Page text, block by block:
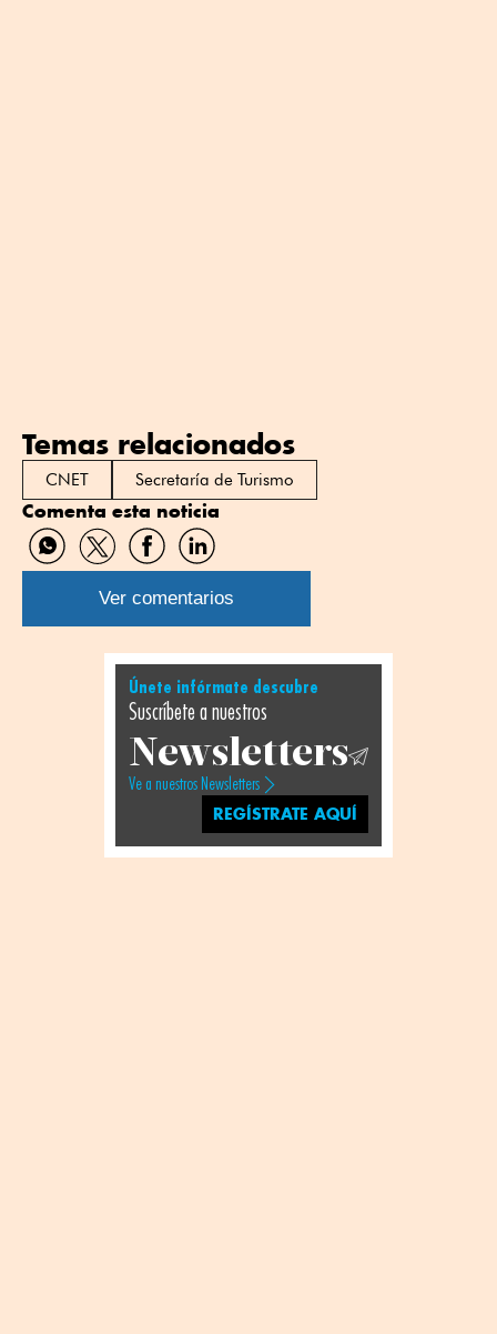
Temas relacionados
CNET Secretaría de Turismo
Comenta esta noticia
Compartir
por
WhatsApp
Compartir
por
Twitter
Compartir
por
Facebook
Compartir
por
Linkedin
Ver comentarios
Únete infórmate descubre
Suscríbete a nuestros
Newsletters
Ve a nuestros Newsletters
REGÍSTRATE AQUÍ